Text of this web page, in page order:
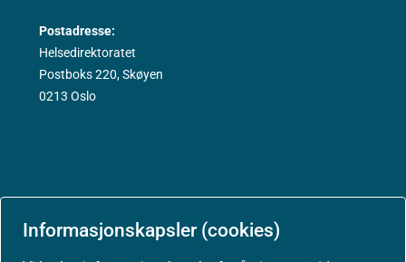
Informasjonskapsler (cookies)
Postadresse:
Helsedirektoratet
Postboks 220, Skøyen
0213 Oslo